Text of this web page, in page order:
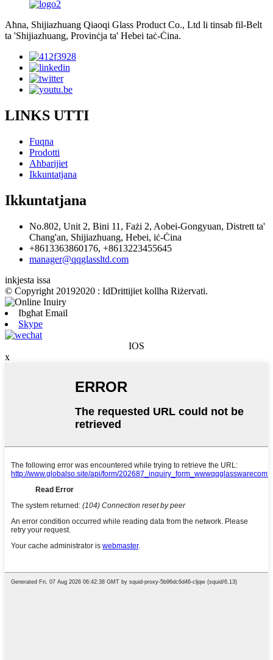
Aħna, Shijiazhuang Qiaoqi Glass Product Co., Ltd li tinsab fil-Belt
ta 'Shijiazhuang, Provinċja ta' Hebei taċ-Ċina.
LINKS UTTI
Fuqna
Prodotti
Aħbarijiet
Ikkuntatjana
Ikkuntatjana
No.802, Unit 2, Bini 11, Fażi 2, Aobei-Gongyuan, Distrett ta'
Chang'an, Shijiazhuang, Hebei, iċ-Ċina
+8613363860176, +8613223455645
manager@qqglassltd.com
inkjesta issa
© Copyright 20192020 : IdDrittijiet kollha Riżervati.
Ibgħat Email
Skype
IOS
x